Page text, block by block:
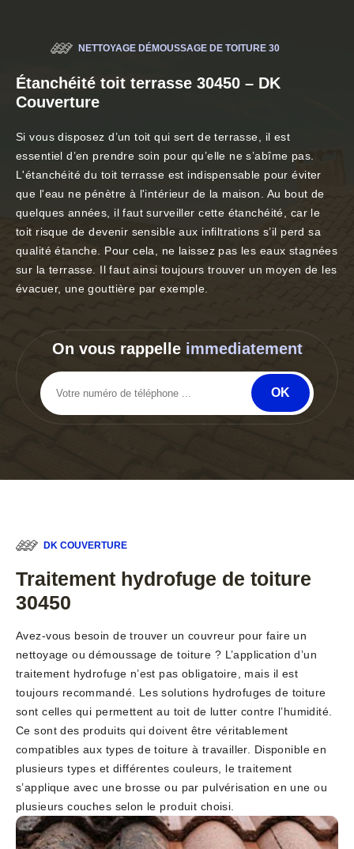
NETTOYAGE DÉMOUSSAGE DE TOITURE 30
Étanchéité toit terrasse 30450 – DK
Couverture
Si vous disposez d’un toit qui sert de terrasse, il est
essentiel d’en prendre soin pour qu’elle ne s’abîme pas.
L'étanchéité du toit terrasse est indispensable pour éviter
que l'eau ne pénètre à l'intérieur de la maison. Au bout de
quelques années, il faut surveiller cette étanchéité, car le
toit risque de devenir sensible aux infiltrations s’il perd sa
qualité étanche. Pour cela, ne laissez pas les eaux stagnées
sur la terrasse. Il faut ainsi toujours trouver un moyen de les
évacuer, une gouttière par exemple.
On vous rappelle immediatement
DK COUVERTURE
Traitement hydrofuge de toiture
30450
Avez-vous besoin de trouver un couvreur pour faire un
nettoyage ou démoussage de toiture ? L’application d’un
traitement hydrofuge n’est pas obligatoire, mais il est
toujours recommandé. Les solutions hydrofuges de toiture
sont celles qui permettent au toit de lutter contre l’humidité.
Ce sont des produits qui doivent être véritablement
compatibles aux types de toiture à travailler. Disponible en
plusieurs types et différentes couleurs, le traitement
s’applique avec une brosse ou par pulvérisation en une ou
plusieurs couches selon le produit choisi.